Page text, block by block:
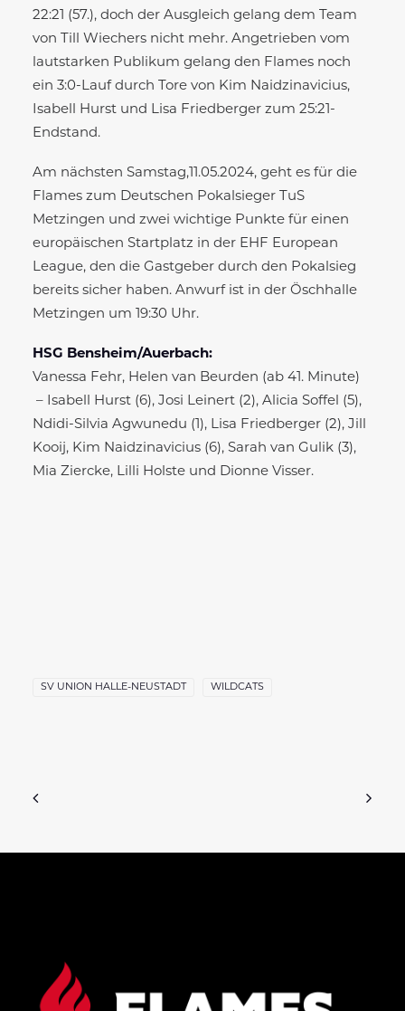
22:21 (57.), doch der Ausgleich gelang dem Team
von Till Wiechers nicht mehr. Angetrieben vom
lautstarken Publikum gelang den Flames noch
ein 3:0-Lauf durch Tore von Kim Naidzinavicius,
Isabell Hurst und Lisa Friedberger zum 25:21-
Endstand.
Am nächsten Samstag,11.05.2024, geht es für die
Flames zum Deutschen Pokalsieger TuS
Metzingen und zwei wichtige Punkte für einen
europäischen Startplatz in der EHF European
League, den die Gastgeber durch den Pokalsieg
bereits sicher haben. Anwurf ist in der Öschhalle
Metzingen um 19:30 Uhr.
HSG Bensheim/Auerbach:
Vanessa Fehr, Helen van Beurden (ab 41. Minute)
– Isabell Hurst (6), Josi Leinert (2), Alicia Soffel (5),
Ndidi-Silvia Agwunedu (1), Lisa Friedberger (2), Jill
Kooij, Kim Naidzinavicius (6), Sarah van Gulik (3),
Mia Ziercke, Lilli Holste und Dionne Visser.
SV UNION HALLE-NEUSTADT WILDCATS